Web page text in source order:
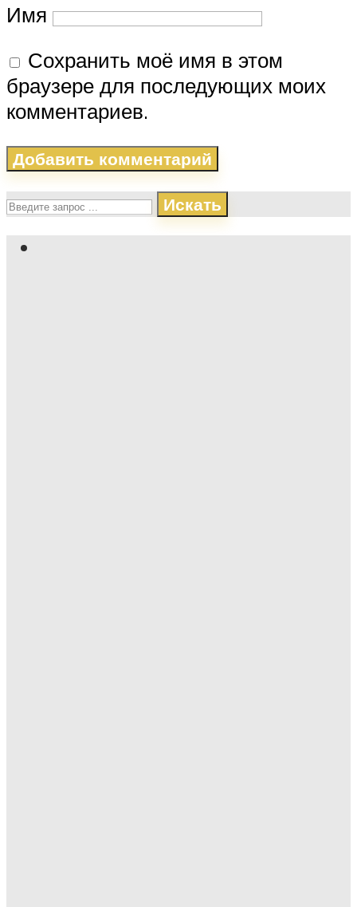
Имя
Сохранить моё имя в этом
браузере для последующих моих
комментариев.
Искать